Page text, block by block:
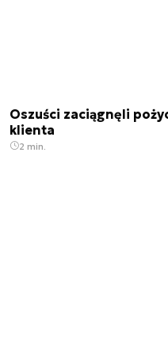
Oszuści zaciągnęli
klienta
2 min.